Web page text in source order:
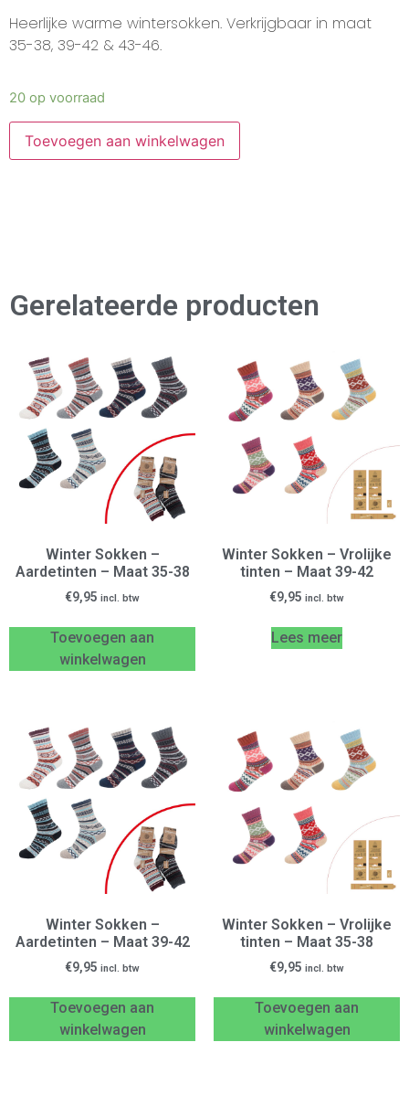
Heerlijke warme wintersokken. Verkrijgbaar in maat
35-38, 39-42 & 43-46.
20 op voorraad
Toevoegen aan winkelwagen
Gerelateerde producten
Winter Sokken –
Aardetinten – Maat 35-38
€9,95 incl. btw
Toevoegen aan
winkelwagen
Winter Sokken – Vrolijke
tinten – Maat 39-42
€9,95 incl. btw
Lees meer
Winter Sokken –
Aardetinten – Maat 39-42
€9,95 incl. btw
Toevoegen aan
winkelwagen
Winter Sokken – Vrolijke
tinten – Maat 35-38
€9,95 incl. btw
Toevoegen aan
winkelwagen